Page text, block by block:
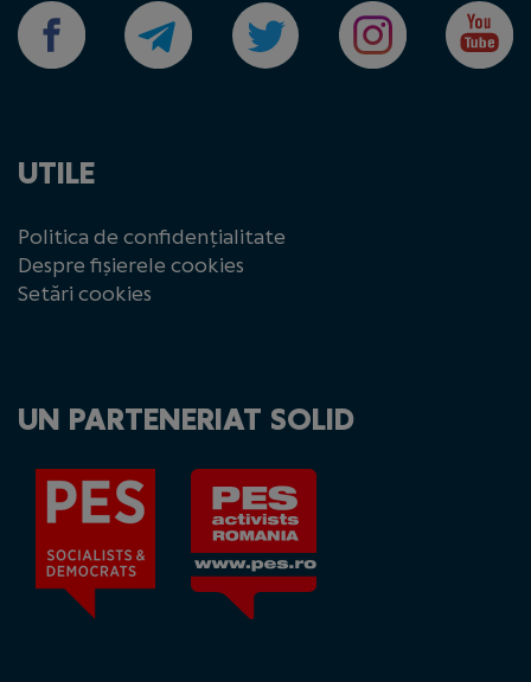
UTILE
Politica de confidențialitate
Despre fișierele cookies
Setări cookies
UN PARTENERIAT SOLID